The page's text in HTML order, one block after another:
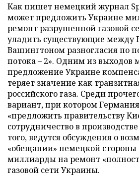
Как пишет немецкий журнал
может предложить Украине
ремонт разрушенной газовой
уладить существующие между
Вашингтоном разногласия по
потока – 2». Одним из выходов
предложение Украине
теряет значение как
российского газа. Среди
вариант, при котором
«предложить правительству
сотрудничество в
того, ведутся обсуждения о
«обещании» немецкой
миллиарды на ремонт
газовой сети Украины.